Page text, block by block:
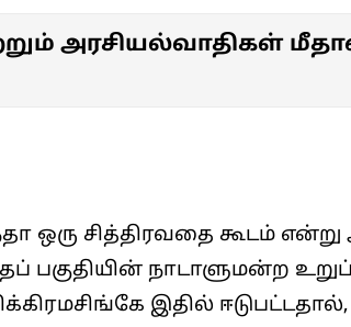
அரசியல்வாதிகள்
ஒரு சித்திரவதை கூடம்
பகுதியின் நாடாளுமன்ற
இதில்